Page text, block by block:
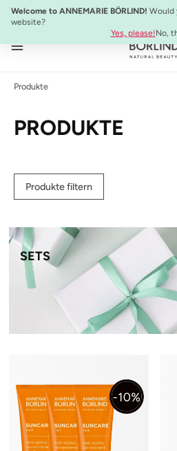
Zum Hauptinhalt springen
Welcome to ANNEMARIE BÖRLIND! Would
website?
Yes, please!No,
10% Preisvorteil:Anti-
Produkte
PRODUKTE
Produkte filtern
SETS